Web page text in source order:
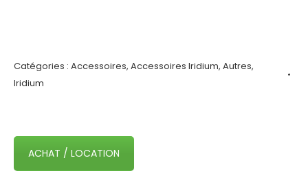
Catégories : Accessoires, Accessoires Iridium, Autres,
Iridium
ACHAT / LOCATION